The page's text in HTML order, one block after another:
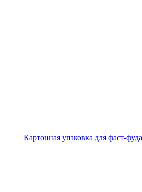
Картонная упаковка для фаст-фуда